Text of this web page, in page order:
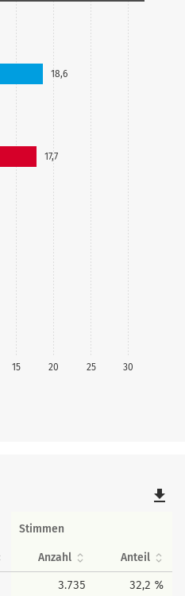
15 20 25 30
18,6
17,7
file_download
Stimmen
Anzahl Anteil
3.735 32,2 %